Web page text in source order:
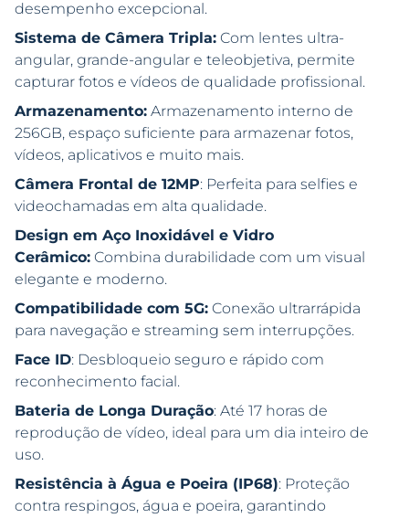
desempenho excepcional.
Sistema de Câmera Tripla: Com lentes ultra-
angular, grande-angular e teleobjetiva, permite
capturar fotos e vídeos de qualidade profissional.
Armazenamento: Armazenamento interno de
256GB, espaço suficiente para armazenar fotos,
vídeos, aplicativos e muito mais.
Câmera Frontal de 12MP: Perfeita para selfies e
videochamadas em alta qualidade.
Design em Aço Inoxidável e Vidro
Cerâmico: Combina durabilidade com um visual
elegante e moderno.
Compatibilidade com 5G: Conexão ultrarrápida
para navegação e streaming sem interrupções.
Face ID: Desbloqueio seguro e rápido com
reconhecimento facial.
Bateria de Longa Duração: Até 17 horas de
reprodução de vídeo, ideal para um dia inteiro de
uso.
Resistência à Água e Poeira (IP68): Proteção
contra respingos, água e poeira, garantindo